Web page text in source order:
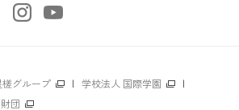
槎グループ | 学校法人 国際学園
|
団